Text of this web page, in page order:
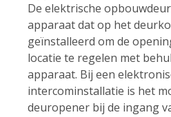
De elektrische
apparaat dat op het
geïnstalleerd om de
locatie te regelen met
apparaat. Bij een
intercominstallatie is het
deuropener bij de ingang